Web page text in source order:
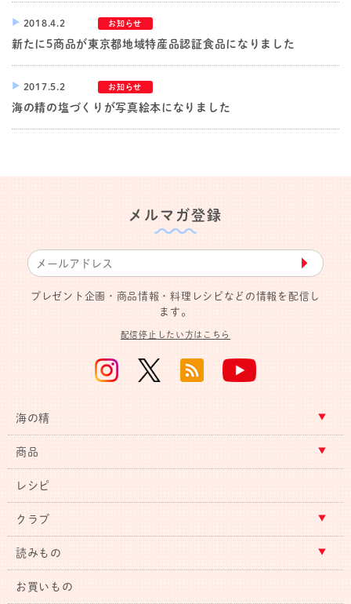
2018.4.2 お知らせ
新たに5商品が東京都地域特産品認証食品になりました
2017.5.2 お知らせ
海の精の塩づくりが写真絵本になりました
メルマガ登録
▶︎
プレゼント企画・商品情報・料理レシピなどの情報を配信し
ます。
配信停止したい方はこちら
海の精
商品
レシピ
クラブ
読みもの
お買いもの